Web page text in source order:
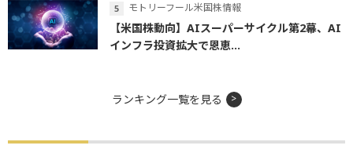
モトリーフール米国株情報
【米国株動向】AIスーパーサイクル第2幕、AI
インフラ投資拡大で恩恵...
ランキング一覧を見る